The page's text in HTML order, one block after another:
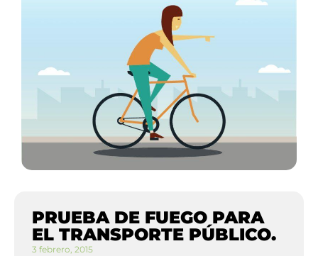
PRUEBA DE FUEGO PARA
EL TRANSPORTE PÚBLICO.
3 febrero, 2015